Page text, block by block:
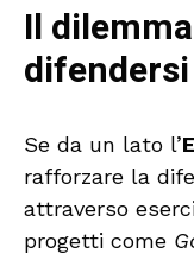
Il
Se da un lato l’
rafforzare la
attraverso
progetti come